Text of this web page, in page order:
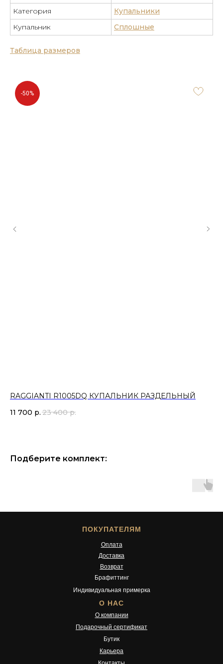
Таблица размеров
Категория
Купальники
Купальник
Сплошные
-50%
RAGGIANTI R1005DQ КУПАЛЬНИК РАЗДЕЛЬНЫЙ
11 700 р. 23 400 р.
Подберите комплект:
ПОКУПАТЕЛЯМ
О НАС
Оплата
Доставка
Брафиттинг
Индивидуальная примерка
Возврат
Подарочный сертификат
О компании
Бутик
Карьера